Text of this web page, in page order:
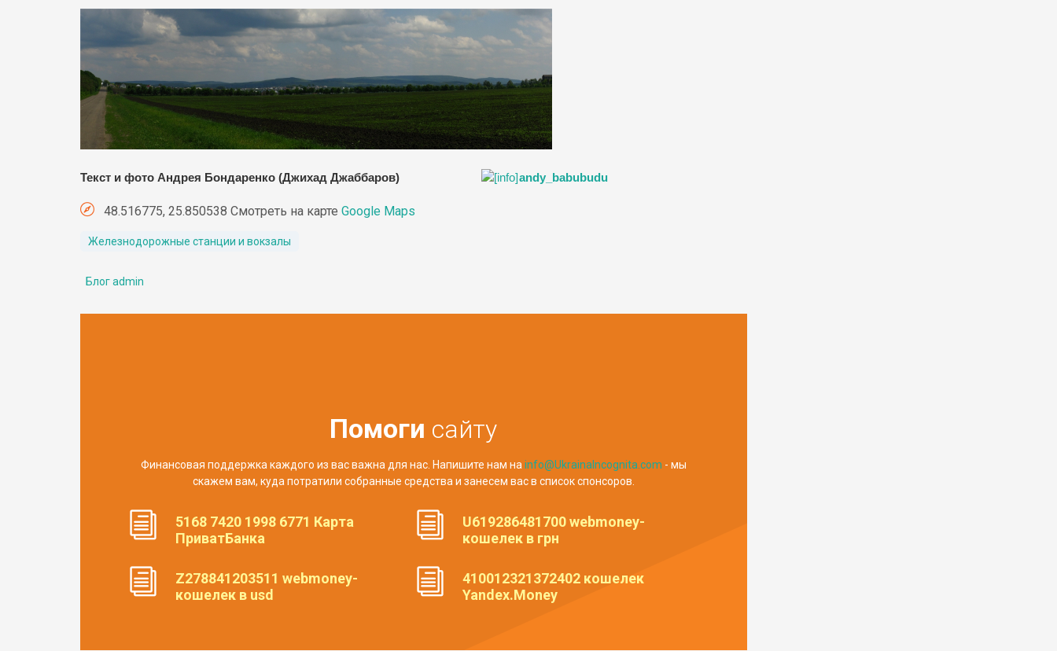
Текст и фото Андрея Бондаренко (Джихад Джаббаров) andy_babubudu
48.516775, 25.850538 Смотреть на карте Google Maps
Железнодорожные станции и вокзалы
Блог admin
Помоги сайту
Финансовая поддержка каждого из вас важна для нас. Напишите нам на info@UkrainaIncognita.com - мы
скажем вам, куда потратили собранные средства и занесем вас в список спонсоров.
5168 7420 1998 6771 Карта
ПриватБанка
U619286481700 webmoney-
кошелек в грн
Z278841203511 webmoney-
кошелек в usd
410012321372402 кошелек
Yandex.Money